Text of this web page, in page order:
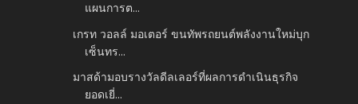
แผนการต...
เกรท วอลล์ มอเตอร์ ขนทัพรถยนต์พลังงานใหม่บุก
เซ็นทร...
มาสด้ามอบรางวัลดีลเลอร์ที่ผลการดำเนินธุรกิจ
ยอดเยี่...